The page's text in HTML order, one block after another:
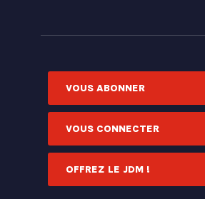
VOUS ABONNER
VOUS CONNECTER
OFFREZ LE JDM !